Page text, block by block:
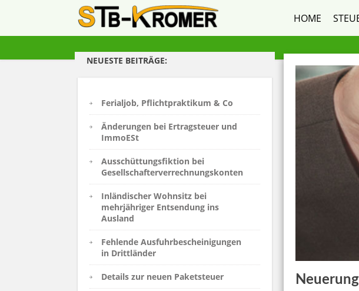
HOME
NEUESTE BEITRÄGE:
Ferialjob, Pflichtpraktikum & Co
Änderungen bei Ertragsteuer und
ImmoESt
Ausschüttungsfiktion bei
Gesellschafterverrechnungskonten
Inländischer Wohnsitz bei
mehrjähriger Entsendung ins
Ausland
Fehlende Ausfuhrbescheinigungen
in Drittländer
Details zur neuen Paketsteuer